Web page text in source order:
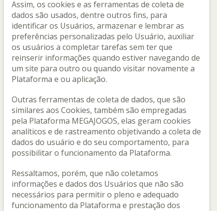
Assim, os cookies e as ferramentas de coleta de
dados são usados, dentre outros fins, para
identificar os Usuários, armazenar e lembrar as
preferências personalizadas pelo Usuário, auxiliar
os usuários a completar tarefas sem ter que
reinserir informações quando estiver navegando de
um site para outro ou quando visitar novamente a
Plataforma e ou aplicação.
Outras ferramentas de coleta de dados, que são
similares aos Cookies, também são empregadas
pela Plataforma MEGAJOGOS, elas geram cookies
analíticos e de rastreamento objetivando a coleta de
dados do usuário e do seu comportamento, para
possibilitar o funcionamento da Plataforma.
Ressaltamos, porém, que não coletamos
informações e dados dos Usuários que não são
necessários para permitir o pleno e adequado
funcionamento da Plataforma e prestação dos